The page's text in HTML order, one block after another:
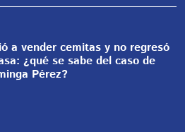
a vender cemitas y no regresó
¿qué se sabe del caso de
Pérez?